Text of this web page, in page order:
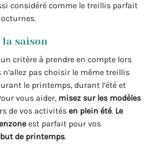
considéré comme le treillis parfait
saison
critère à prendre en compte lors
n’allez pas choisir le même treillis
le printemps, durant l’été et
vous aider, misez sur les modèles
de vos activités en plein été. Le
est parfait pour vos
de printemps.